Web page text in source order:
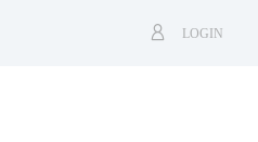
LOGIN